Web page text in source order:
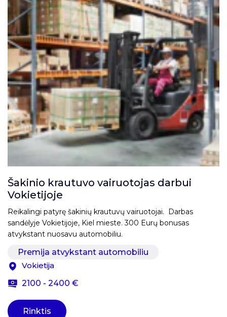
Šakinio krautuvo vairuotojas darbui
Vokietijoje
Reikalingi patyrę šakinių krautuvų vairuotojai. Darbas
sandėlyje Vokietijoje, Kiel mieste. 300 Eurų bonusas
atvykstant nuosavu automobiliu.
Premija atvykstant automobiliu
Vokietija
2100 - 2400 €
Rinktis